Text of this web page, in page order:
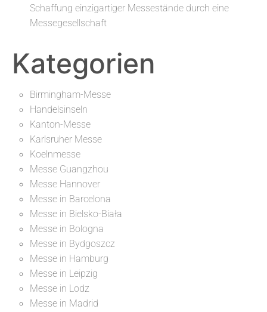
Schaffung einzigartiger Messestände durch eine
Messegesellschaft
Kategorien
Birmingham-Messe
Handelsinseln
Kanton-Messe
Karlsruher Messe
Koelnmesse
Messe Guangzhou
Messe Hannover
Messe in Barcelona
Messe in Bielsko-Biała
Messe in Bologna
Messe in Bydgoszcz
Messe in Hamburg
Messe in Leipzig
Messe in Lodz
Messe in Madrid